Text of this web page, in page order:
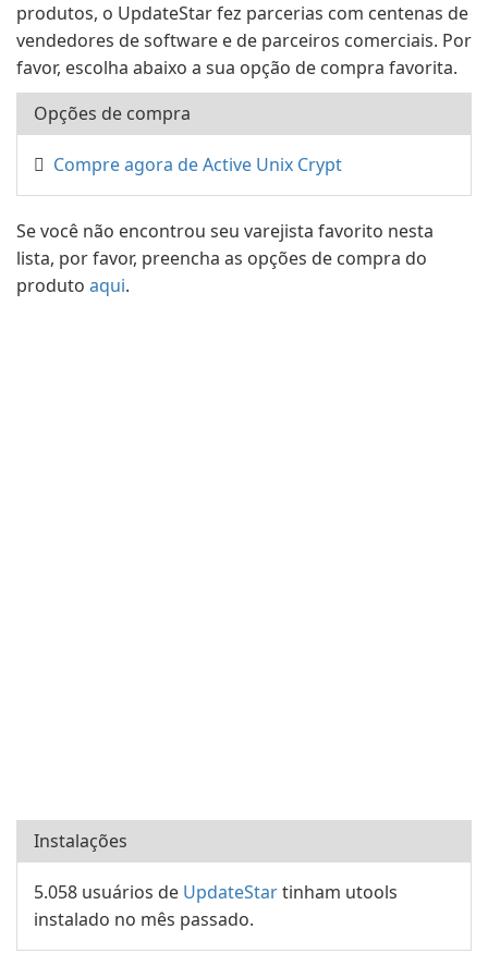
produtos, o UpdateStar fez parcerias com centenas de
vendedores de software e de parceiros comerciais. Por
favor, escolha abaixo a sua opção de compra favorita.
Opções de compra
Compre agora de Active Unix Crypt
Se você não encontrou seu varejista favorito nesta
lista, por favor, preencha as opções de compra do
produto aqui.
Instalações
5.058 usuários de UpdateStartinham utools
instalado no mês passado.